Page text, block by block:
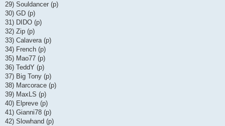
29) Souldancer (p)
30) GD (p)
31) DIDO (p)
32) Zip (p)
33) Calavera (p)
34) French (p)
35) Mao77 (p)
36) TeddY (p)
37) Big Tony (p)
38) Marcorace (p)
39) MaxLS (p)
40) Elpreve (p)
41) Gianni78 (p)
42) Slowhand (p)